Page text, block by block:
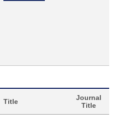
Title
Journal
Title